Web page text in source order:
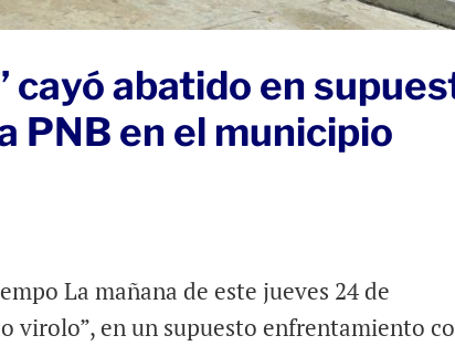
cayó abatido en
PNB en el municipio
La mañana de este jueves 24 de
virolo”, en un supuesto enfrentamiento